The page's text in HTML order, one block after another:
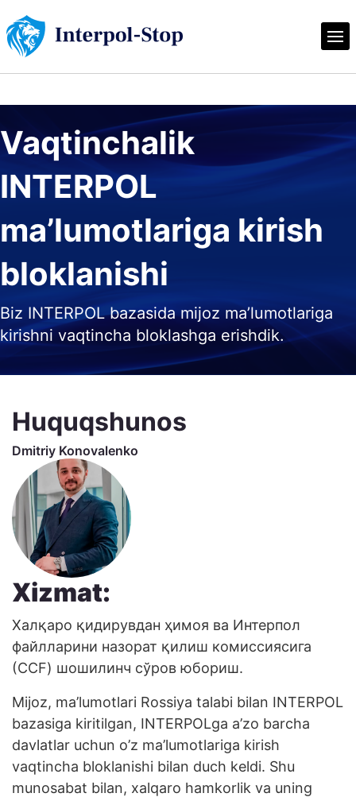
Vaqtinchalik
INTERPOL
ma’lumotlariga kirish
bloklanishi
Biz INTERPOL bazasida mijoz ma’lumotlariga
kirishni vaqtincha bloklashga erishdik.
Huquqshunos
Dmitriy Konovalenko
Xizmat:
Халқаро қидирувдан ҳимоя ва Интерпол
файлларини назорат қилиш комиссиясига
(ССF) шошилинч сўров юбориш.
Mijoz, ma’lumotlari Rossiya talabi bilan INTERPOL
bazasiga kiritilgan, INTERPOLga a’zo barcha
davlatlar uchun o’z ma’lumotlariga kirish
vaqtincha bloklanishi bilan duch keldi. Shu
munosabat bilan, xalqaro hamkorlik va uning